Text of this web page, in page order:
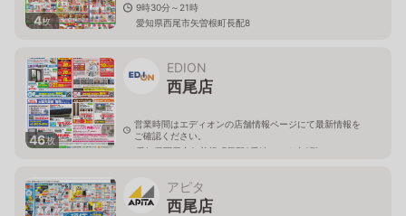
4枚
9時30分～21時
愛知県西尾市矢曽根町長配8
46枚
EDION
西尾店
営業時間はエディオンの店舗情報ページにて最新情報を
ご確認ください。
愛知県西尾市矢曽根町長配8番地いつも内2階
アピタ
西尾店